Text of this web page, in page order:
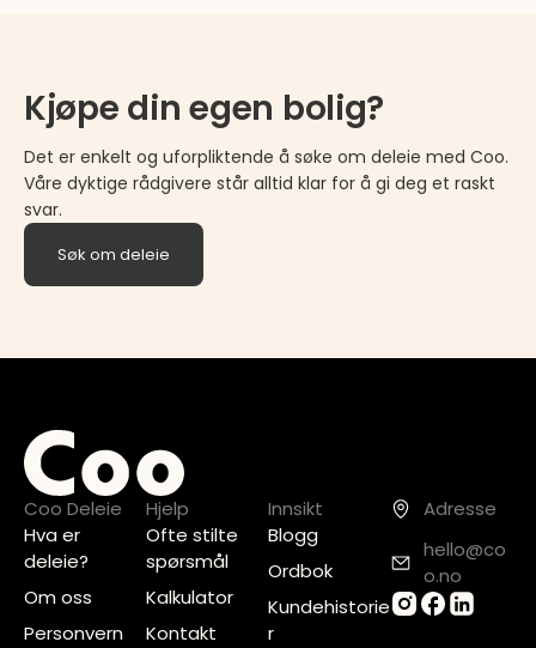
Kjøpe din egen bolig?
Det er enkelt og uforpliktende å søke om deleie med Coo.
Våre dyktige rådgivere står alltid klar for å gi deg et raskt
svar.
Søk om deleie
Coo Deleie
Hva er
deleie?
Om oss
Personvern
Hjelp
Ofte stilte
spørsmål
Kalkulator
Kontakt
Innsikt
Blogg
Ordbok
Kundehistorie
r
Adresse
hello@co
o.no